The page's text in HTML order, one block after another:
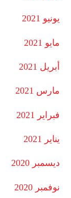
يونيو 2021
مايو 2021
أبريل 2021
مارس 2021
فبراير 2021
يناير 2021
ديسمبر 2020
نوفمبر 2020